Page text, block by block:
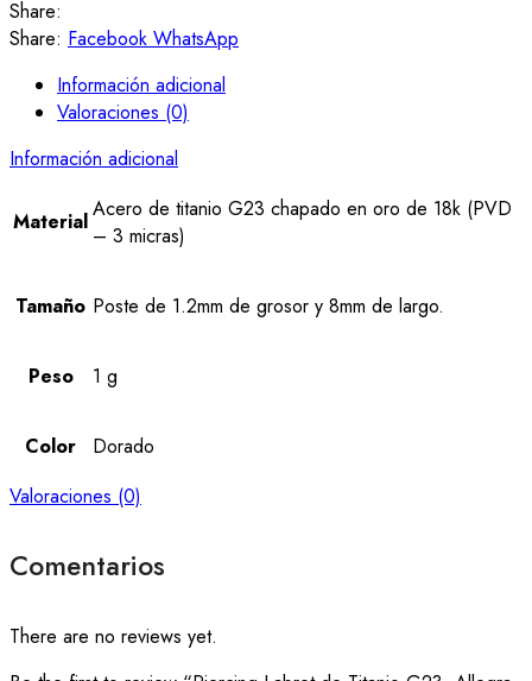
Share:
Share: Facebook WhatsApp
Información adicional
Valoraciones (0)
Información adicional
MaterialAcero de titanio G23 chapado en oro de 18k (PVD
– 3 micras)
Tamaño Poste de 1.2mm de grosor y 8mm de largo.
Peso 1 g
Color
Dorado
Valoraciones (0)
Comentarios
There are no reviews yet.